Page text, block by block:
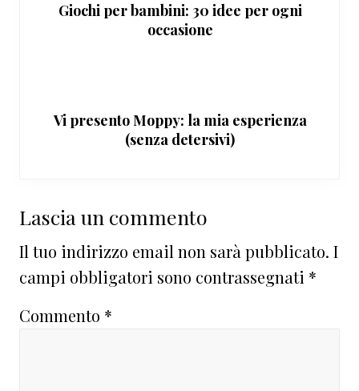
Giochi per bambini: 30 idee per ogni
occasione
Vi presento Moppy: la mia esperienza
(senza detersivi)
Interazioni
del
lettore
Lascia un commento
Il tuo indirizzo email non sarà pubblicato. I
campi obbligatori sono contrassegnati *
Commento *